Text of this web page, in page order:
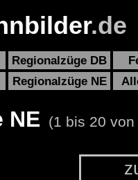
.de
Regionalzüge DB
Regionalzüge NE
NE (1 bis 20 von